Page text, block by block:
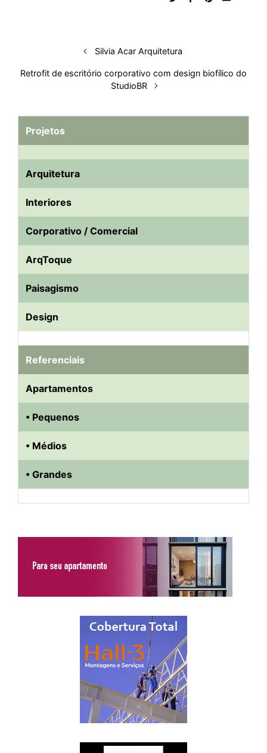
Silvia Acar Arquitetura
Retrofit de escritório corporativo com design biofílico do
StudioBR
Projetos
Arquitetura
Interiores
Corporativo / Comercial
ArqToque
Paisagismo
Design
Referenciais
Apartamentos
• Pequenos
• Médios
• Grandes